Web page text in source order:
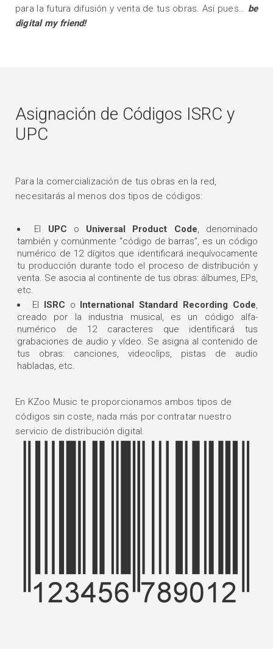
para la futura difusión y venta de tus obras. Así pues… be
digital my friend!
Asignación de Códigos ISRC y
UPC
Para la comercialización de tus obras en la red,
necesitarás al menos dos tipos de códigos:
El UPC o Universal Product Code, denominado
también y comúnmente “código de barras”, es un código
numérico de 12 dígitos que identificará inequívocamente
tu producción durante todo el proceso de distribución y
venta. Se asocia al continente de tus obras: álbumes, EPs,
etc.
El ISRC o International Standard Recording Code,
creado por la industria musical, es un código alfa-
numérico de 12 caracteres que identificará tus
grabaciones de audio y vídeo. Se asigna al contenido de
tus obras: canciones, videoclips, pistas de audio
habladas, etc.
En KZoo Music te proporcionamos ambos tipos de
códigos sin coste, nada más por contratar nuestro
servicio de distribución digital.